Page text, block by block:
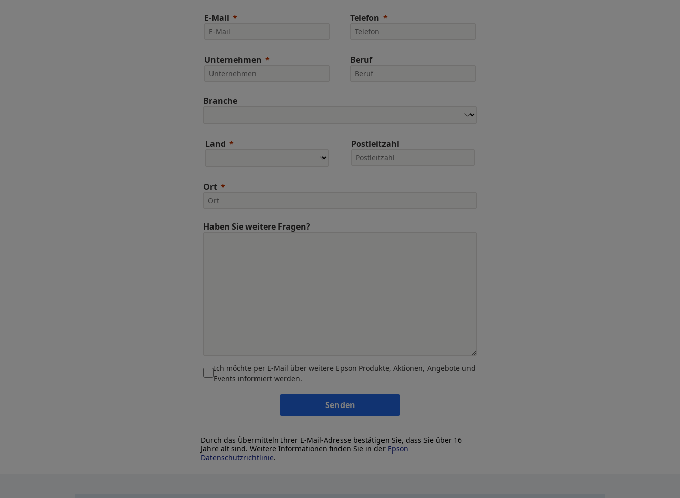
E-Mail Telefon
Unternehmen Beruf
Branche
Land Postleitzahl
Ort
Haben Sie weitere Fragen?
Ich möchte per E-Mail über weitere Epson Produkte, Aktionen, Angebote und
Events informiert werden.
Senden
Durch das Übermitteln Ihrer E-Mail-Adresse bestätigen Sie, dass Sie über 16
Jahre alt sind. Weitere Informationen finden Sie in der Epson
Datenschutzrichtlinie.